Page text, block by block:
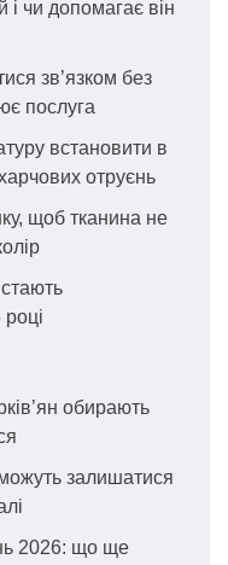
і чи допомагає він
зв’язком без
послуга
встановити в
отруєнь
щоб тканина не
стають
обирають
можуть залишатися
2026: що ще